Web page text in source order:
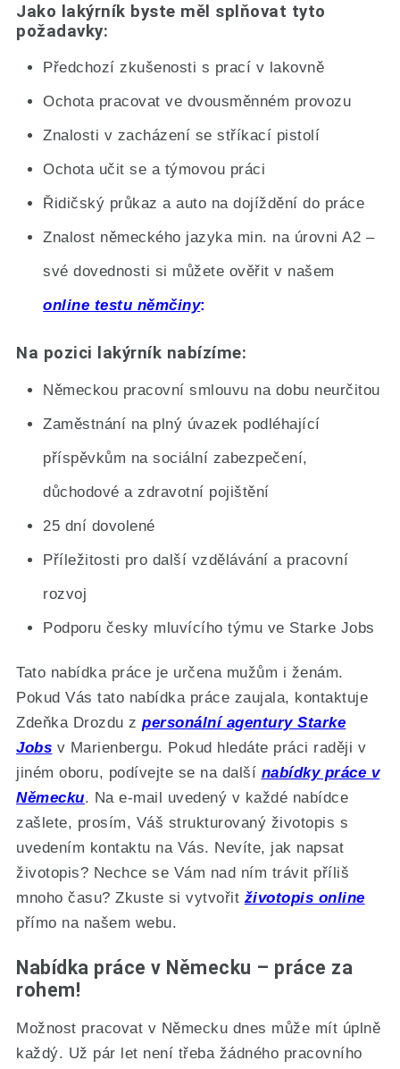
Jako lakýrník byste měl splňovat tyto
požadavky:
Předchozí zkušenosti s prací v lakovně
Ochota pracovat ve dvousměnném provozu
Znalosti v zacházení se stříkací pistolí
Ochota učit se a týmovou práci
Řidičský průkaz a auto na dojíždění do práce
Znalost německého jazyka min. na úrovni A2 –
své dovednosti si můžete ověřit v našem
online testu němčiny
Na pozici lakýrník nabízíme:
Německou pracovní smlouvu na dobu neurčitou
Zaměstnání na plný úvazek podléhající
příspěvkům na sociální zabezpečení,
důchodové a zdravotní pojištění
25 dní dovolené
Příležitosti pro další vzdělávání a pracovní
rozvoj
Podporu česky mluvícího týmu ve Starke Jobs
Tato nabídka práce je určena mužům i ženám.
Pokud Vás tato nabídka práce zaujala, kontaktuje
Zdeňka Drozdu zpersonální agentury Starke
Jobs v Marienbergu. Pokud hledáte práci raději v
jiném oboru, podívejte se na další nabídky práce v
Německu. Na e-mail uvedený v každé nabídce
zašlete, prosím, Váš strukturovaný životopis s
uvedením kontaktu na Vás. Nevíte, jak napsat
životopis? Nechce se Vám nad ním trávit příliš
mnoho času? Zkuste si vytvořit životopis online
přímo na našem webu.
Nabídka práce v Německu – práce za
rohem!
Možnost pracovat v Německu dnes může mít úplně
každý. Už pár let není třeba žádného pracovního